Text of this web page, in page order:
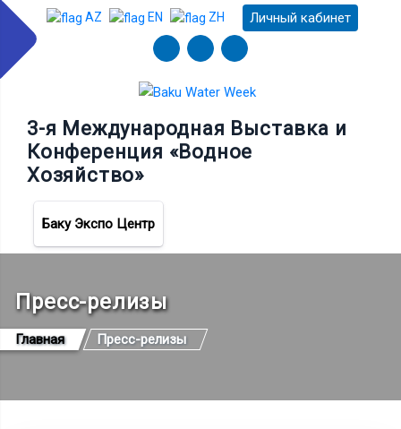
AZ EN ZH Личный кабинет
3-я Международная Выставка и
Конференция «Водное
Хозяйство»
Баку Экспо Центр
Пресс-релизы
Главная Пресс-релизы